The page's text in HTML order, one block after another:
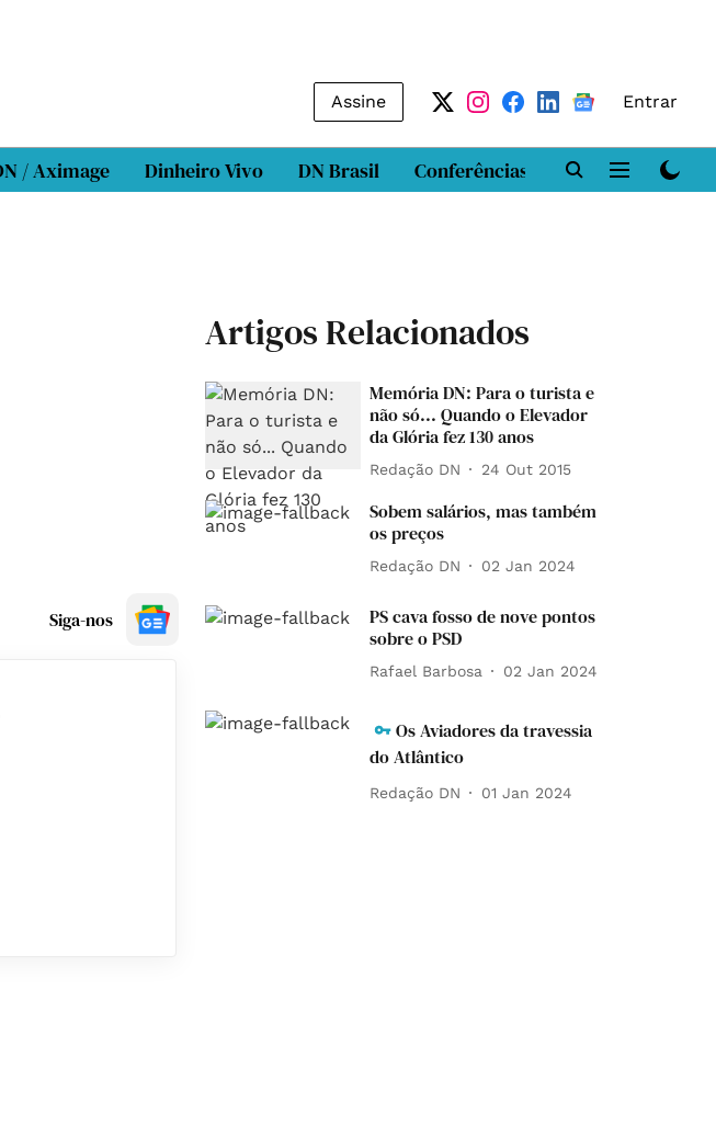
Assine Entrar
/ Aximage Dinheiro Vivo DN Brasil Conferências DN LAB
Siga-nos
Artigos Relacionados
Memória DN: Para o turista e
não só... Quando o Elevador
da Glória fez 130 anos
Redação DN 24 Out 2015
Sobem salários, mas também
os preços
Redação DN 02 Jan 2024
PS cava fosso de nove pontos
sobre o PSD
Rafael Barbosa 02 Jan 2024
Os Aviadores da travessia
do Atlântico
Redação DN 01 Jan 2024